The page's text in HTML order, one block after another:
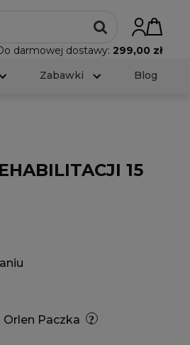
darmowej dostawy: 299,00 zł
Zabawki Blog
15
Orlen Paczka